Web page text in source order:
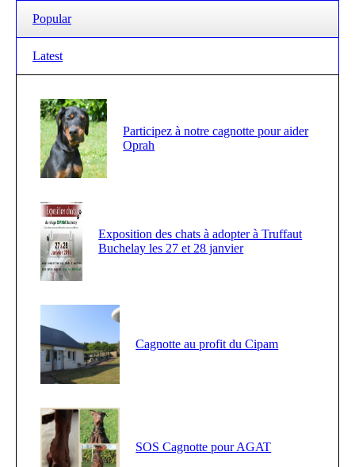
Popular
Latest
Participez à notre cagnotte pour aider
Oprah
Exposition des chats à adopter à Truffaut
Buchelay les 27 et 28 janvier
Cagnotte au profit du Cipam
SOS Cagnotte pour AGAT